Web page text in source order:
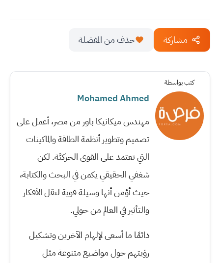
مشاركة حذف من المفضلة
كتب بواسطة
Mohamed Ahmed
مهندس ميكانيكا باور من مصر، أعمل على
تصميم وتطوير أنظمة الطاقة والماكينات
التي تعتمد على القوى الحركيَّة. لكن
شغفي الحقيقي يكمن في البحث والكتابة،
حيث أؤمن أنها وسيلة قوية لنقل الأفكار
والتأثير في العالم من حولي.
دائمًا ما أسعى لإلهام الآخرين وتشكيل
رؤيتهم حول مواضيع متنوعة مثل